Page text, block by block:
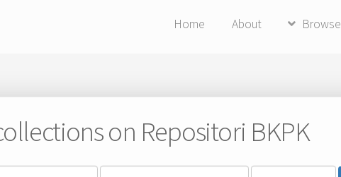
Home About Browse
on Repositori BKPK